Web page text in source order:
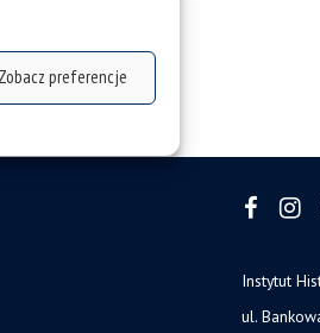
Zobacz preferencje
Instytut
ul.